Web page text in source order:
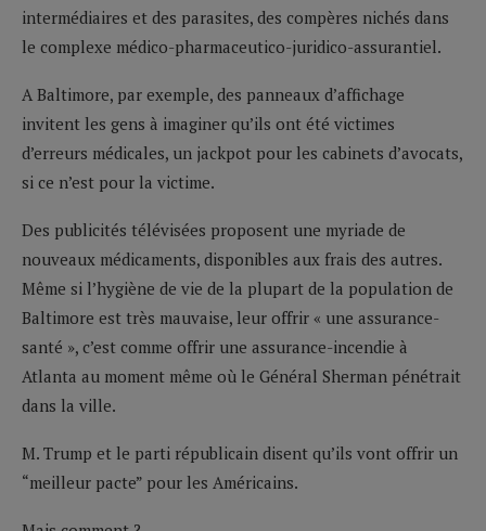
intermédiaires et des parasites, des compères nichés dans
le complexe médico-pharmaceutico-juridico-assurantiel.
A Baltimore, par exemple, des panneaux d’affichage
invitent les gens à imaginer qu’ils ont été victimes
d’erreurs médicales, un jackpot pour les cabinets d’avocats,
si ce n’est pour la victime.
Des publicités télévisées proposent une myriade de
nouveaux médicaments, disponibles aux frais des autres.
Même si l’hygiène de vie de la plupart de la population de
Baltimore est très mauvaise, leur offrir « une assurance-
santé », c’est comme offrir une assurance-incendie à
Atlanta au moment même où le Général Sherman pénétrait
dans la ville.
M. Trump et le parti républicain disent qu’ils vont offrir un
“meilleur pacte” pour les Américains.